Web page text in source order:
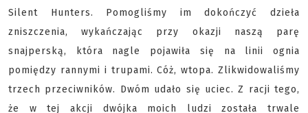
Silent Hunters. Pomogliśmy im dokończyć dzieła
zniszczenia, wykańczając przy okazji naszą parę
snajperską, która nagle pojawiła się na linii ognia
pomiędzy rannymi i trupami. Cóż, wtopa. Zlikwidowaliśmy
trzech przeciwników. Dwóm udało się uciec. Z racji tego,
że w tej akcji dwójka moich ludzi została trwale